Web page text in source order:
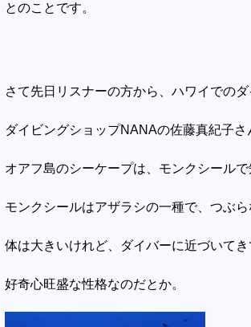
とのことです。
さて先日リスナーの方から、ハワイでの
ダイビングショップNANAの佐藤真紀子
オアフ島のシーケープは、モンクシール
モンクシールはアザラシの一種で、つぶら
体は大きいけれど、ダイバーに近づいて
好奇心旺盛な性格なのだとか。